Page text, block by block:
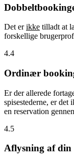
Det erikke tilladt at
forskellige
4.4
Ordinær
Er der allerede
spisestederne, er det
en reservation
4.5
Aflysning af din